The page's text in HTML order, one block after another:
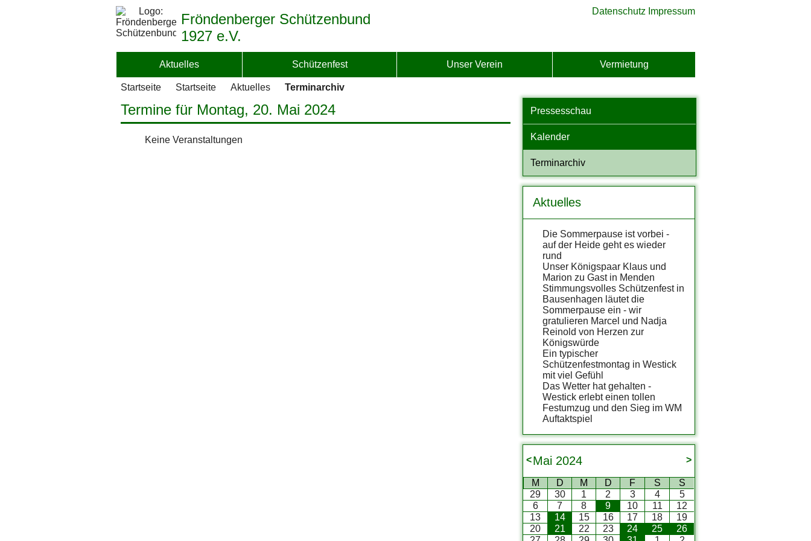
Fröndenberger Schützenbund
1927 e.V.
Aktuelles Schützenfest Unser Verein Vermietung
Datenschutz Impressum
Startseite Startseite Aktuelles Terminarchiv
Termine für Montag, 20. Mai 2024
Keine Veranstaltungen
Pressesschau
Kalender
Terminarchiv
Aktuelles
Die Sommerpause ist vorbei -
auf der Heide geht es wieder
rund
Unser Königspaar Klaus und
Marion zu Gast in Menden
Stimmungsvolles Schützenfest in
Bausenhagen läutet die
Sommerpause ein - wir
gratulieren Marcel und Nadja
Reinold von Herzen zur
Königswürde
Ein typischer
Schützenfestmontag in Westick
mit viel Gefühl
Das Wetter hat gehalten -
Westick erlebt einen tollen
Festumzug und den Sieg im WM
Auftaktspiel
Mai 2024
< >
M D M D F S
S
29
30 1 2 3 4
5
6
7 8 9 10 11
12
13
14 15 16 17 18
19
20
21 22 23 24 25
26